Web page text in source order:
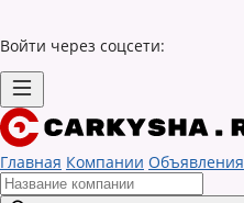
Войти через соцсети:
Главная Компании Объявления